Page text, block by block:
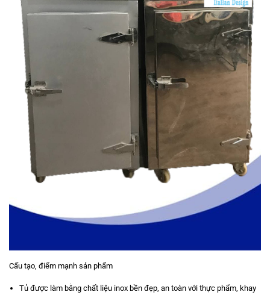
Cấu tạo, điểm mạnh sản phẩm
Tủ được làm bằng chất liệu inox bền đẹp, an toàn với thực phẩm, khay